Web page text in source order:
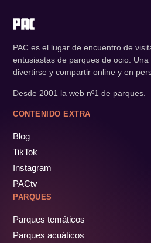
PAC es el lugar de encuentro de
entusiastas de parques de ocio.
divertirse y compartir online y en
Desde 2001 la web nº1 de parques.
CONTENIDO EXTRA
Blog
TikTok
Instagram
PACtv
PARQUES
Parques temáticos
Parques acuáticos